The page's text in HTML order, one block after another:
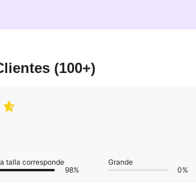
(100+)
talla corresponde
98%
Grande
0%